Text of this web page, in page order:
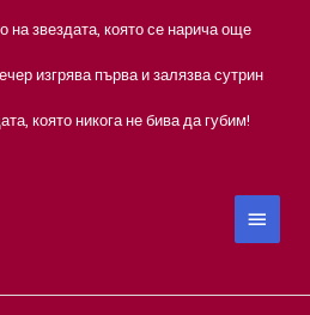
на звездата, която се нарича още
изгрява първа и залязва сутрин
която никога не бива да губим!
MAIN